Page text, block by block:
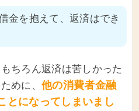
金を抱えて、返済はでき
ちろん返済は苦しかった
めに、他の消費者金融
とになってしまいまし